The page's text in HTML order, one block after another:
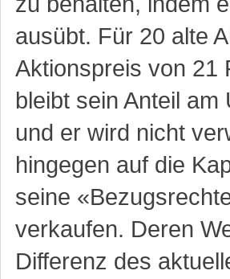
ausübt. Für 20 alte
Aktionspreis von 21
bleibt sein Anteil
und er wird nicht
hingegen auf die
seine
verkaufen. Deren
Differenz des